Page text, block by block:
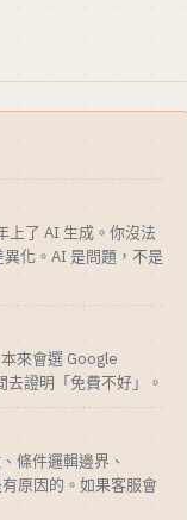
上了 AI 生成。你沒法
化。AI 是問題，不是
來會選 Google
證明「免費不好」。
條件邏輯邊界、
原因的。如果客服會